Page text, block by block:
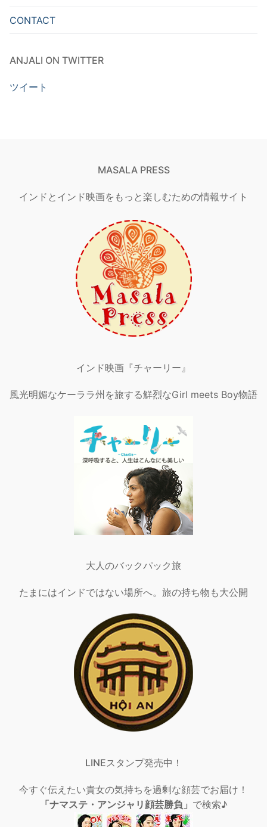
CONTACT
ANJALI ON TWITTER
ツイート
MASALA PRESS
インドとインド映画をもっと楽しむための情報サイト
インド映画『チャーリー』
風光明媚なケーララ州を旅する鮮烈なGirl meets Boy物語
大人のバックパック旅
たまにはインドではない場所へ。旅の持ち物も大公開
LINEスタンプ発売中！
今すぐ伝えたい貴女の気持ちを過剰な顔芸でお届け！
「ナマステ・アンジャリ顔芸勝負」 で検索♪